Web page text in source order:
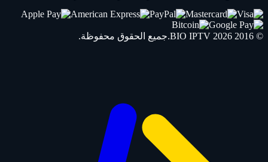
© 2016 2026
BIO IPTV .جميع الحقوق محفوظة.